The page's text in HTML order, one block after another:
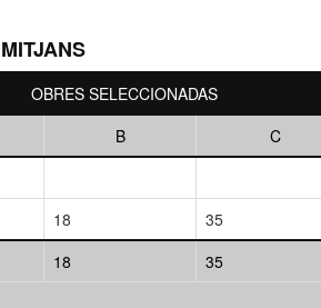
OBRES SELECCIONADAS
B
C
18
35
18
35